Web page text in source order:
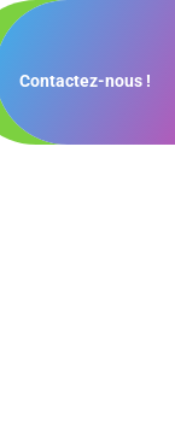
Contactez-nous !